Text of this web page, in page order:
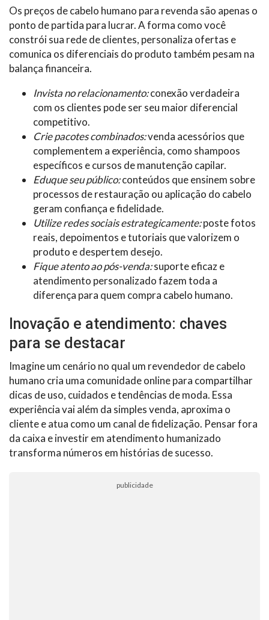
Os preços de cabelo humano para revenda são apenas o
ponto de partida para lucrar. A forma como você
constrói sua rede de clientes, personaliza ofertas e
comunica os diferenciais do produto também pesam na
balança financeira.
Invista no relacionamento:conexão verdadeira
com os clientes pode ser seu maior diferencial
competitivo.
Crie pacotes combinados:venda acessórios que
complementem a experiência, como shampoos
específicos e cursos de manutenção capilar.
Eduque seu público:conteúdos que ensinem sobre
processos de restauração ou aplicação do cabelo
geram confiança e fidelidade.
Utilize redes sociais estrategicamente:poste fotos
reais, depoimentos e tutoriais que valorizem o
produto e despertem desejo.
Fique atento ao pós-venda:suporte eficaz e
atendimento personalizado fazem toda a
diferença para quem compra cabelo humano.
Inovação e atendimento: chaves
para se destacar
Imagine um cenário no qual um revendedor de cabelo
humano cria uma comunidade online para compartilhar
dicas de uso, cuidados e tendências de moda. Essa
experiência vai além da simples venda, aproxima o
cliente e atua como um canal de fidelização. Pensar fora
da caixa e investir em atendimento humanizado
transforma números em histórias de sucesso.
publicidade